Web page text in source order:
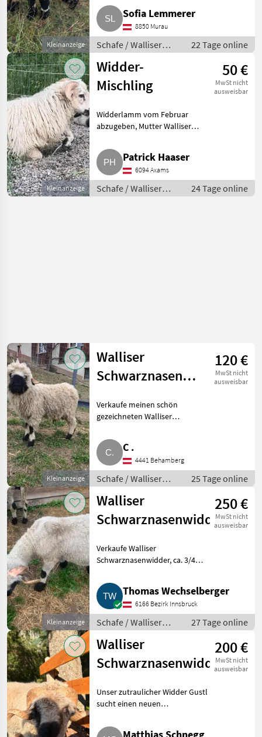
Kleinanzeige
zutraulich, schön gezeichnet
(einen Fleck zu viel am re.
Hinterbein). Kein HB. Sch
Sofia Lemmerer
8850 Murau
Schafe / Walliser
Schwarznasenschafe
22 Tage online
Kleinanzeige
Widder-
Mischling
50 €
MwSt nicht
ausweisbar
Widderlamm vom Februar
abzugeben, Mutter Walliser
Quessant-Schaf. Schafe Walliser
Schwarznasenschafe
Patrick Haaser
6094 Axams
Schafe / Walliser
Schwarznasenschafe
24 Tage online
Kleinanzeige
Walliser
Schwarznasen
Widder
120 €
MwSt nicht
ausweisbar
Verkaufe meinen schön
gezeichneten Walliser
Herdebuch-Widder. Geboren
am 29.1.2025. Schafe Walliser
Schwarznasenschafe
C .
4441 Behamberg
Schafe / Walliser
Schwarznasenschafe
25 Tage online
Kleinanzeige
Walliser
Schwarznasenwidder
250 €
MwSt nicht
ausweisbar
Verkaufe Walliser
Schwarznasenwidder, ca. 3/4
Schwarznasenschafe
Thomas Wechselberger
6166 Bezirk Innsbruck
Schafe / Walliser
Schwarznasenschafe
27 Tage online
Walliser
Schwarznasenwidder
200 €
MwSt nicht
ausweisbar
Unser zutraulicher Widder Gustl
sucht einen neuen
Blauzunge geimpft. Preis auf